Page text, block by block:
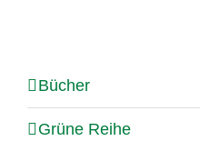
Bücher
Grüne Reihe